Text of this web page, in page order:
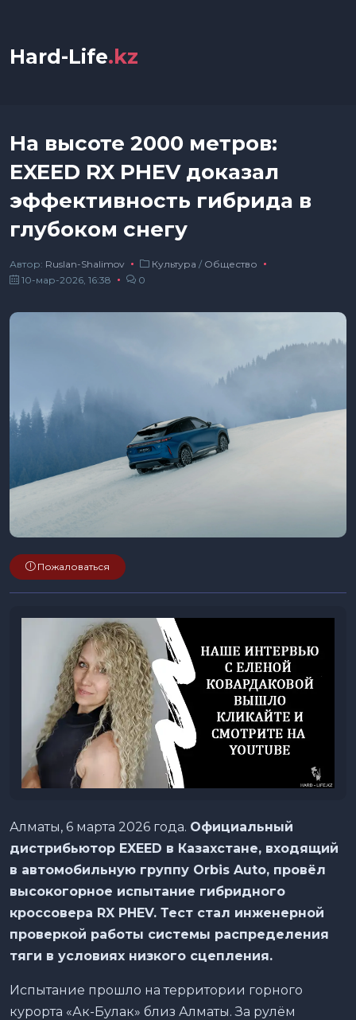
Hard-Life.kz
На высоте 2000 метров:
EXEED RX PHEV доказал
эффективность гибрида в
глубоком снегу
Автор: Ruslan-Shalimov Культура / Общество
10-мар-2026, 16:38
0
Пожаловаться
Алматы, 6 марта 2026 года. Официальный
дистрибьютор EXEED в Казахстане, входящий
в автомобильную группу Orbis Auto, провёл
высокогорное испытание гибридного
кроссовера RX PHEV. Тест стал инженерной
проверкой работы системы распределения
тяги в условиях низкого сцепления.
Испытание прошло на территории горного
курорта «Ак-Булак» близ Алматы. За рулём